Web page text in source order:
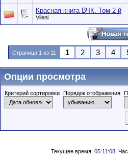
Красная книга ВЧК. Том 2-й
Vlleni
Страница 1 из 11 1 2 3 4
Опции просмотра
Критерий сортировки Порядок отображения
Текущее время: 05:11:08 .